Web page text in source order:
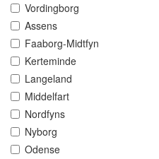
Vordingborg
Assens
Faaborg-Midtfyn
Kerteminde
Langeland
Middelfart
Nordfyns
Nyborg
Odense